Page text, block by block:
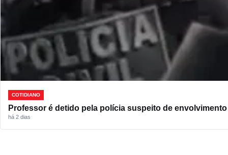
COTIDIANO
Professor é detido pela polícia suspeito de
há 2 dias